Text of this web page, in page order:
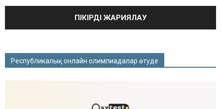
Республикалық онлайн олимпиадалар өтуде